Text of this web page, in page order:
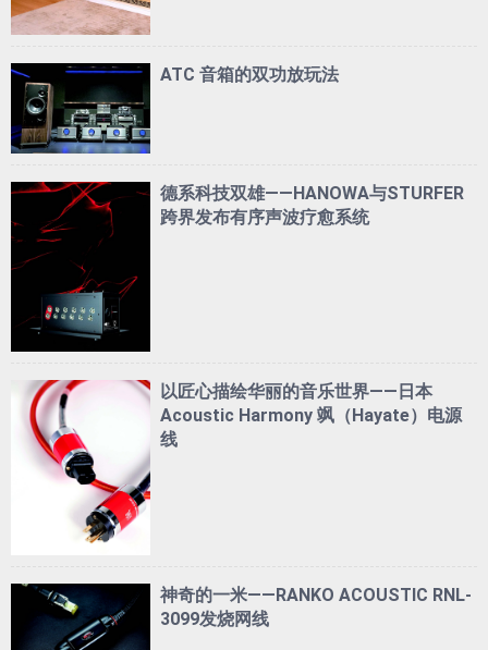
ATC 音箱的双功放玩法
德系科技双雄——HANOWA与STURFER
跨界发布有序声波疗愈系统
以匠心描绘华丽的音乐世界——日本
Acoustic Harmony 飒（Hayate）电源
线
神奇的一米——RANKO ACOUSTIC RNL-
3099发烧网线